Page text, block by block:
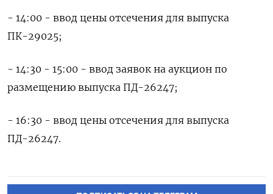
- 14:00 - ввод цены отсечения для выпуска
ПК-29025;
- 14:30 - 15:00 - ввод заявок на аукцион по
размещению выпуска ПД-26247;
- 16:30 - ввод цены отсечения для выпуска
ПД-26247.